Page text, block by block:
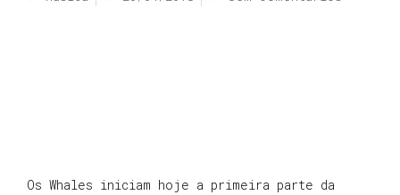
Os Whales iniciam hoje a primeira parte da